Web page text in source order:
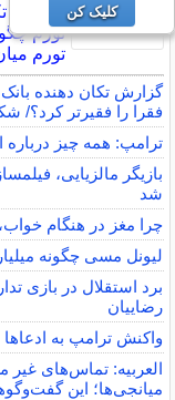
گزارش
تورم
گزارش تکان‌ دهنده
فقرا را فقیرتر کرد؟/ شکاف ۱۵ درصدی تورم میان
ترامپ: همه چیز
بازیگر مالزیایی،
شد
چرا مغز در هنگام
لیونل مسی چگونه
برد استقلال در بازی
رضاییان
واکنش ترامپ به
العربیه: تماس‌های غیر
میانجی‌ها؛ این
کلیک کن